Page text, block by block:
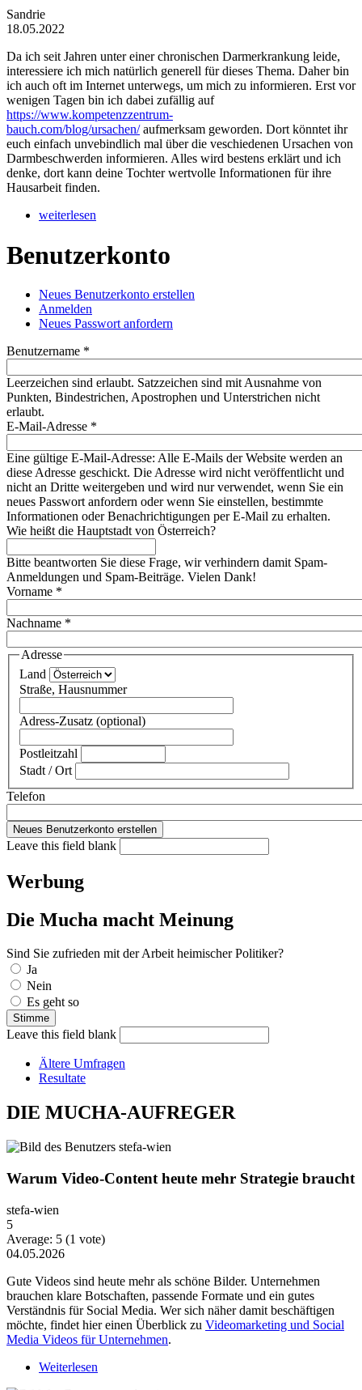
Sandrie
18.05.2022
Da ich seit Jahren unter einer chronischen Darmerkrankung leide,
interessiere ich mich natürlich generell für dieses Thema. Daher bin
ich auch oft im Internet unterwegs, um mich zu informieren. Erst vor
wenigen Tagen bin ich dabei zufällig auf
https://www.kompetenzzentrum-
bauch.com/blog/ursachen/aufmerksam geworden. Dort könntet ihr
euch einfach unvebindlich mal über die veschiedenen Ursachen von
Darmbeschwerden informieren. Alles wird bestens erklärt und ich
denke, dort kann deine Tochter wertvolle Informationen für ihre
Hausarbeit finden.
weiterlesen
Benutzerkonto
Haupt-Reiter
Neues Benutzerkonto erstellen
Anmelden
Neues Passwort anfordern
Benutzername *
Leerzeichen sind erlaubt. Satzzeichen sind mit Ausnahme von
Punkten, Bindestrichen, Apostrophen und Unterstrichen nicht
erlaubt.
E-Mail-Adresse *
Eine gültige E-Mail-Adresse: Alle E-Mails der Website werden an
diese Adresse geschickt. Die Adresse wird nicht veröffentlicht und
nicht an Dritte weitergeben und wird nur verwendet, wenn Sie ein
neues Passwort anfordern oder wenn Sie einstellen, bestimmte
Informationen oder Benachrichtigungen per E-Mail zu erhalten.
Wie heißt die Hauptstadt von Österreich?
Bitte beantworten Sie diese Frage, wir verhindern damit Spam-
Anmeldungen und Spam-Beiträge. Vielen Dank!
Vorname *
Nachname *
Adresse
Land
Straße, Hausnummer
Adress-Zusatz (optional)
Postleitzahl
Stadt / Ort
Telefon
Leave this field blank
Werbung
Die Mucha macht Meinung
Sind Sie zufrieden mit der Arbeit heimischer Politiker?
Auswahlmöglichkeiten
Ja
Nein
Es geht so
Leave this field blank
Ältere Umfragen
Resultate
DIE MUCHA-AUFREGER
Warum Video-Content heute mehr Strategie braucht
stefa-wien
5
Average: 5 (1 vote)
04.05.2026
Gute Videos sind heute mehr als schöne Bilder. Unternehmen
brauchen klare Botschaften, passende Formate und ein gutes
Verständnis für Social Media. Wer sich näher damit beschäftigen
möchte, findet hier einen Überblick zu Videomarketing und Social
Media Videos für Unternehmen.
Weiterlesen